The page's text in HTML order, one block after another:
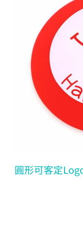
圓形可客定